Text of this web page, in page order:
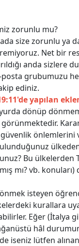
zorunlu mu?
size zorunlu ya
Net bir
anda sizlere
posta grubumuzu
ediniz.
yapılan
yurda dönüp
önlemlerini
ülkeden
Bu ülkelerden
mı? vb.
isteyen
kurallara
Eğer (İtalya
hâl
iseniz lütfen